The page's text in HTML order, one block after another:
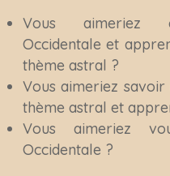
Vous aimeriez
Occidentale et
thème astral ?
Vous aimeriez
thème astral et
Vous aimeriez
Occidentale ?